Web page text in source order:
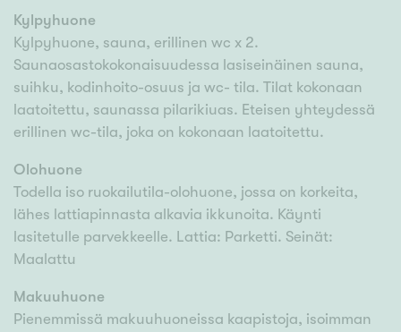
Kylpyhuone
Kylpyhuone, sauna, erillinen wc x 2.
Saunaosastokokonaisuudessa lasiseinäinen sauna,
suihku, kodinhoito-osuus ja wc- tila. Tilat kokonaan
laatoitettu, saunassa pilarikiuas. Eteisen yhteydessä
erillinen wc-tila, joka on kokonaan laatoitettu.
Olohuone
Todella iso ruokailutila-olohuone, jossa on korkeita,
lähes lattiapinnasta alkavia ikkunoita. Käynti
lasitetulle parvekkeelle. Lattia: Parketti. Seinät:
Maalattu
Makuuhuone
Pienemmissä makuuhuoneissa kaapistoja, isoimman